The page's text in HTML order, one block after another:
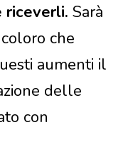
riceverli. Sarà
che
aumenti il
delle
con